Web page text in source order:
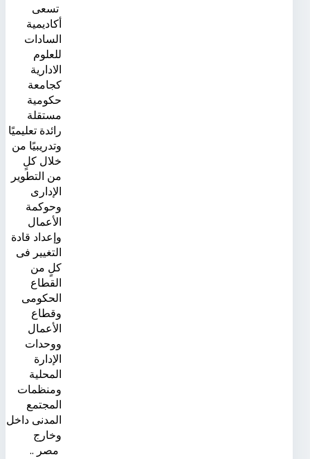
تسعى
أكاديمية
السادات
للعلوم
الادارية
كجامعة
حكومية
مستقلة
رائدة تعليميًا
وتدريبيًا من
خلال كلٍ
من التطوير
الإدارى
وحوكمة
الأعمال
وإعداد قادة
التغيير فى
كلٍ من
القطاع
الحكومى
وقطاع
الأعمال
ووحدات
الإدارة
المحلية
ومنظمات
المجتمع
المدنى داخل
وخارج
مصر ..